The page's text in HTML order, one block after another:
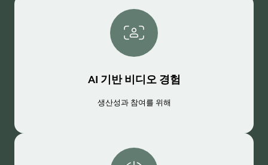
AI 기반 비디오 경험
생산성과 참여를 위해